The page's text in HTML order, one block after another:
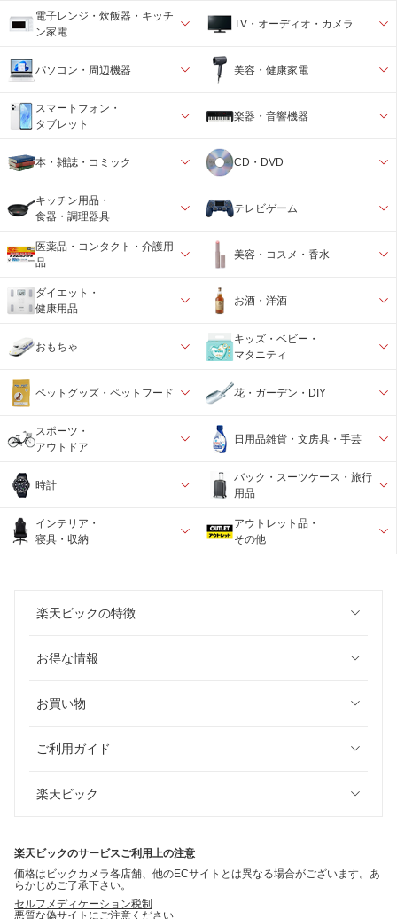
電子レンジ・炊飯器・キッチ
ン家電
TV・オーディオ・カメラ
パソコン・周辺機器 美容・健康家電
スマートフォン・
タブレット
楽器・音響機器
本・雑誌・コミック CD・DVD
キッチン用品・
食器・調理器具
テレビゲーム
医薬品・コンタクト・介護用
品
美容・コスメ・香水
ダイエット・
健康用品
お酒・洋酒
おもちゃ
キッズ・ベビー・
マタニティ
ペットグッズ・ペットフード 花・ガーデン・DIY
スポーツ・
アウトドア
日用品雑貨・文房具・手芸
時計
バック・スーツケース・旅行
用品
インテリア・
寝具・収納
アウトレット品・
その他
楽天ビックの特徴
お得な情報
お買い物
ご利用ガイド
楽天ビック
楽天ビックのサービスご利用上の注意
価格はビックカメラ各店舗、他のECサイトとは異なる場合がございます。あ
らかじめご了承下さい。
セルフメディケーション税制
悪質な偽サイトにご注意ください